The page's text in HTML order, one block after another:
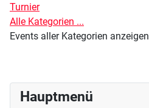
Hauptmenü
Turnier
Alle Kategorien ...
Events aller Kategorien anzeigen